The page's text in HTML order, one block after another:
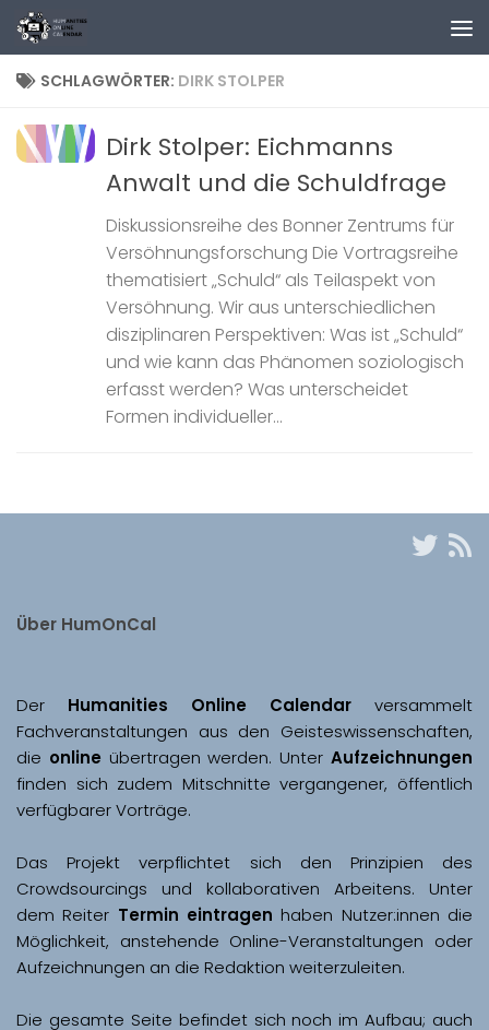
Zum Inhalt springen
SCHLAGWÖRTER: DIRK STOLPER
Dirk Stolper: Eichmanns
Anwalt und die Schuldfrage
Diskussionsreihe des Bonner Zentrums für
Versöhnungsforschung Die Vortragsreihe
thematisiert „Schuld“ als Teilaspekt von
Versöhnung. Wir aus unterschiedlichen
disziplinaren Perspektiven: Was ist „Schuld“
und wie kann das Phänomen soziologisch
erfasst werden? Was unterscheidet
Formen individueller...
Über HumOnCal
Der Humanities Online Calendar versammelt
Fachveranstaltungen aus den Geisteswissenschaften,
die online übertragen werden. Unter Aufzeichnungen
finden sich zudem Mitschnitte vergangener, öffentlich
Das Projekt verpflichtet sich den Prinzipien des
Crowdsourcings und kollaborativen Arbeitens. Unter
dem Reiter Termin eintragen haben Nutzer:innen die
Möglichkeit, anstehende Online-Veranstaltungen oder
Aufzeichnungen an die Redaktion weiterzuleiten.
Die gesamte Seite befindet sich noch im Aufbau; auch